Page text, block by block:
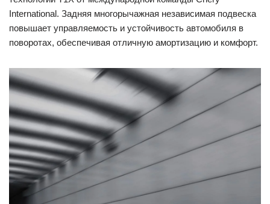
International. Задняя многорычажная независимая подвеска
повышает управляемость и устойчивость автомобиля в
поворотах, обеспечивая отличную амортизацию и комфорт.